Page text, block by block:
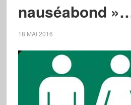
nauséabond
18 MAI 2016